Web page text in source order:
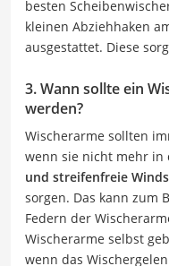
besten
kleinen Abziehhaken
ausgestattet. Diese
3. Wann sollte ein
werden?
Wischerarme sollten
wenn sie nicht mehr in
und streifenfreie
sorgen. Das kann zum
Federn der
Wischerarme selbst
wenn das